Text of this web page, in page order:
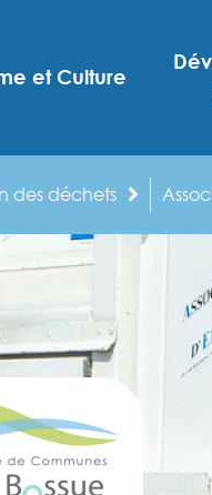
des déchets
et Culture